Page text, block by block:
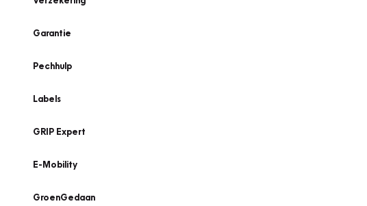
Garantie
Pechhulp
Labels
GRIP Expert
E-Mobility
GroenGedaan